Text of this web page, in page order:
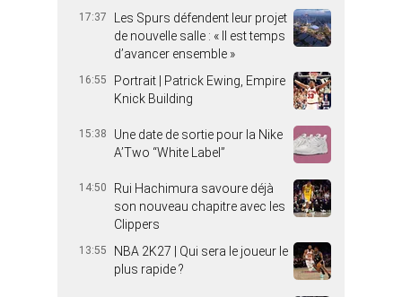
17:37
Les Spurs défendent leur projet
de nouvelle salle : « Il est temps
d’avancer ensemble »
16:55
Portrait | Patrick Ewing, Empire
Knick Building
15:38
Une date de sortie pour la Nike
A’Two “White Label”
14:50
Rui Hachimura savoure déjà
son nouveau chapitre avec les
Clippers
13:55
NBA 2K27 | Qui sera le joueur le
plus rapide ?